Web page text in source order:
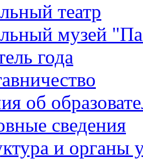
театр
музей
года
об
сведения
и органы